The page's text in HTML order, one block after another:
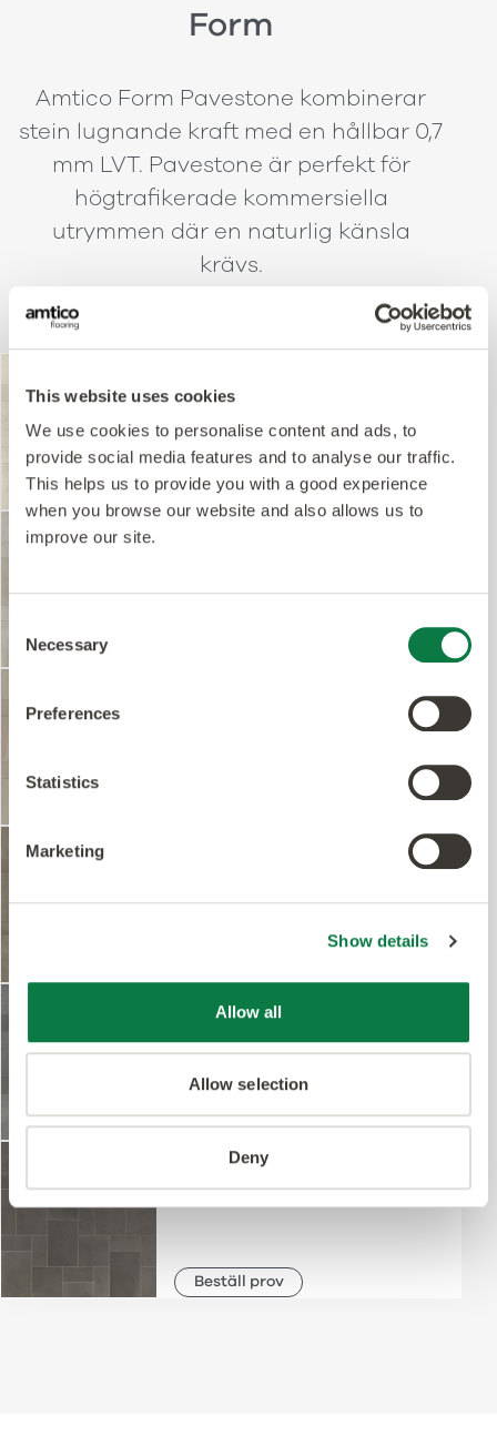
This website uses cookies
We use cookies to personalise content and ads, to
provide social media features and to analyse our traffic.
This helps us to provide you with a good experience
when you browse our website and also allows us to
improve our site.
Selection
Necessary
Preferences
Statistics
Marketing
Show details
Allow all
Allow selection
Deny
Form
Amtico Form Pavestone kombinerar
stein lugnande kraft med en hållbar 0,7
mm LVT. Pavestone är perfekt för
högtrafikerade kommersiella
utrymmen där en naturlig känsla
krävs.
Ammonite in Pavestone
Beställ prov
Amtico Form
Tidal in Pavestone
Beställ prov
Char in Pavestone
Beställ prov